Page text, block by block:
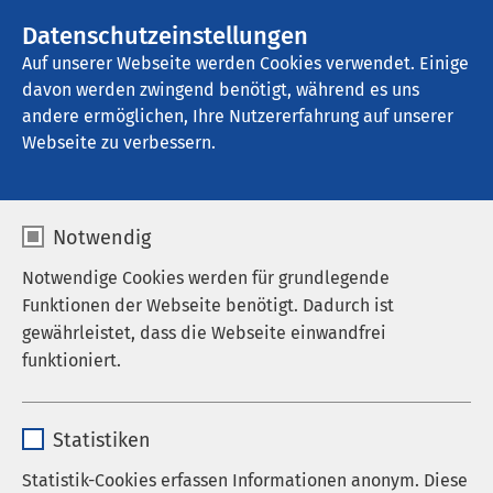
Datenschutzeinstellungen
Auf unserer Webseite werden Cookies verwendet. Einige
davon werden zwingend benötigt, während es uns
andere ermöglichen, Ihre Nutzererfahrung auf unserer
Webseite zu verbessern.
Notwendig
Notwendige Cookies werden für grundlegende
Funktionen der Webseite benötigt. Dadurch ist
gewährleistet, dass die Webseite einwandfrei
funktioniert.
Anbieter sgalinski
Statistiken
Statistik-Cookies erfassen Informationen anonym. Diese
AMEOS Klinikum Eutin
Termin buchen
Neu: Termin online buchen
können Sie rund um die Uhr einen Termin online
vereinbaren – Sie werden weitergeleitet auf die
Seite von Doctolib. Die Verlinkung zum App-Store
finden Sie unten auf dieser Seite.